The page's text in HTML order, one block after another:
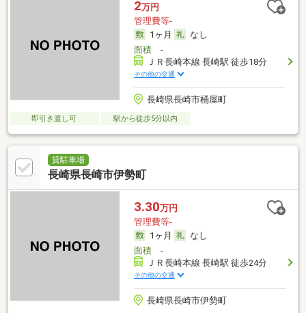
2万円
管理費等-
1ヶ月
なし
面積-
ＪＲ長崎本線 長崎駅 徒歩18分
その他の交通
長崎県長崎市桶屋町
即引き渡し可 駅から徒歩5分以内
貸駐車場
長崎県長崎市伊勢町
3.30万円
管理費等-
1ヶ月
なし
面積-
ＪＲ長崎本線 長崎駅 徒歩24分
その他の交通
長崎県長崎市伊勢町